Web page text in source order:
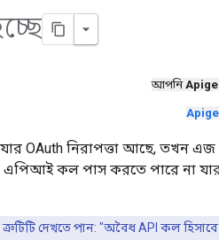
আপনি
OAuth নিরাপত্তা আছে, তখন এজ
কল পাস করতে পারে না
দেখতে পান: "অবৈধ API কল